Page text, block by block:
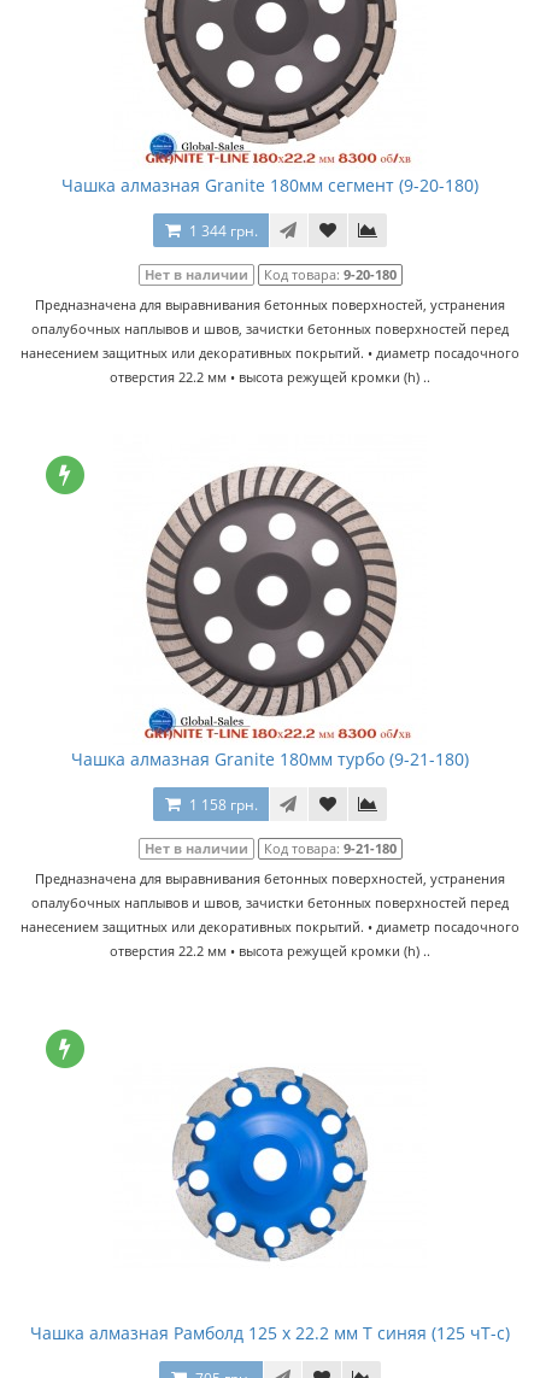
Чашка алмазная Granite 180мм сегмент (9-20-180)
1 344 грн.
Нет в наличии Код товара: 9-20-180
Предназначена для выравнивания бетонных поверхностей, устранения
опалубочных наплывов и швов, зачистки бетонных поверхностей перед
нанесением защитных или декоративных покрытий. • диаметр посадочного
отверстия 22.2 мм • высота режущей кромки (h) ..
Чашка алмазная Granite 180мм турбо (9-21-180)
1 158 грн.
Нет в наличии Код товара: 9-21-180
Предназначена для выравнивания бетонных поверхностей, устранения
опалубочных наплывов и швов, зачистки бетонных поверхностей перед
нанесением защитных или декоративных покрытий. • диаметр посадочного
отверстия 22.2 мм • высота режущей кромки (h) ..
Чашка алмазная Рамболд 125 x 22.2 мм T синяя (125 чT-с)